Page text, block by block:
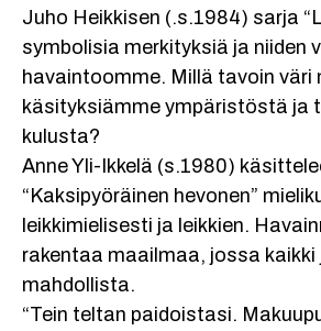
Juho Heikkisen (.s.1984) sarja
symbolisia merkityksiä ja niiden
havaintoomme. Millä tavoin väri
käsityksiämme ympäristöstä ja
kulusta?
Anne Yli-Ikkelä (s.1980)
“Kaksipyöräinen hevonen”
leikkimielisesti ja leikkien.
rakentaa maailmaa, jossa kaikki
mahdollista.
“Tein teltan paidoistasi.